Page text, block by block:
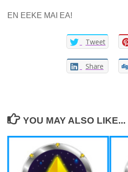
EN EEKE MAI EA!
Tweet
Share
YOU MAY ALSO LIKE...